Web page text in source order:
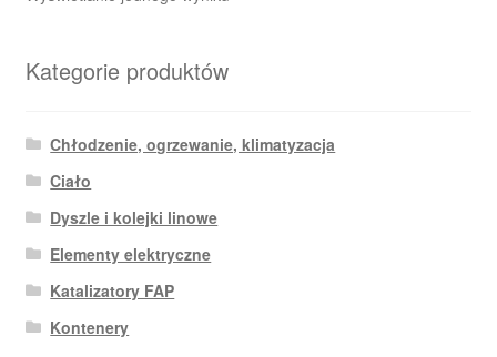
Kategorie produktów
Chłodzenie, ogrzewanie, klimatyzacja
Ciało
Dyszle i kolejki linowe
Elementy elektryczne
Katalizatory FAP
Kontenery